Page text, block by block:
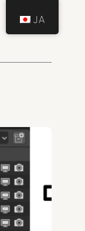
JA